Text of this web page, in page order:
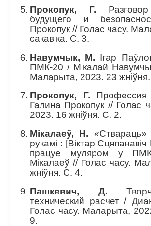
Прокопук, Г.
будущего и
Прокопук // Голас часу.
сакавіка. С. 3.
Навумчык, М. Ігар
ПМК-20 / Мікалай
Маларыта, 2023. 23
Прокопук, Г. Профессия
Галина Прокопук // Голас
2023. 16 жніўня. С. 2.
Мікалаеў, Н. «Ствараць»
рукамі : [Віктар
працуе муляром у
Мікалаеў // Голас часу.
жніўня. С. 4.
Пашкевич, Д.
технический расчет /
Голас часу. Маларыта,
9.